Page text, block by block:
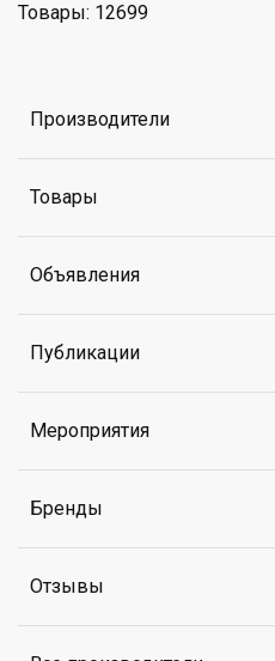
Товары: 12699
Производители
Товары
Объявления
Публикации
Мероприятия
Бренды
Отзывы